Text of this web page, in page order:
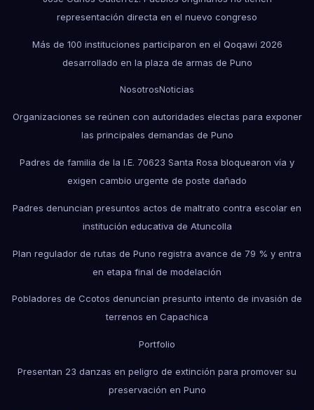
representación directa en el nuevo congreso
Más de 100 instituciones participaron en el Qoqawi 2026
desarrollado en la plaza de armas de Puno
NosotrosNoticias
Organizaciones se reúnen con autoridades electas para exponer
las principales demandas de Puno
Padres de familia de la I.E. 70623 Santa Rosa bloquearon vía y
exigen cambio urgente de poste dañado
Padres denuncian presuntos actos de maltrato contra escolar en
institución educativa de Atuncolla
Plan regulador de rutas de Puno registra avance de 79 % y entra
en etapa final de modelación
Pobladores de Ccotos denuncian presunto intento de invasión de
terrenos en Capachica
Portfolio
Presentan 23 danzas en peligro de extinción para promover su
preservación en Puno